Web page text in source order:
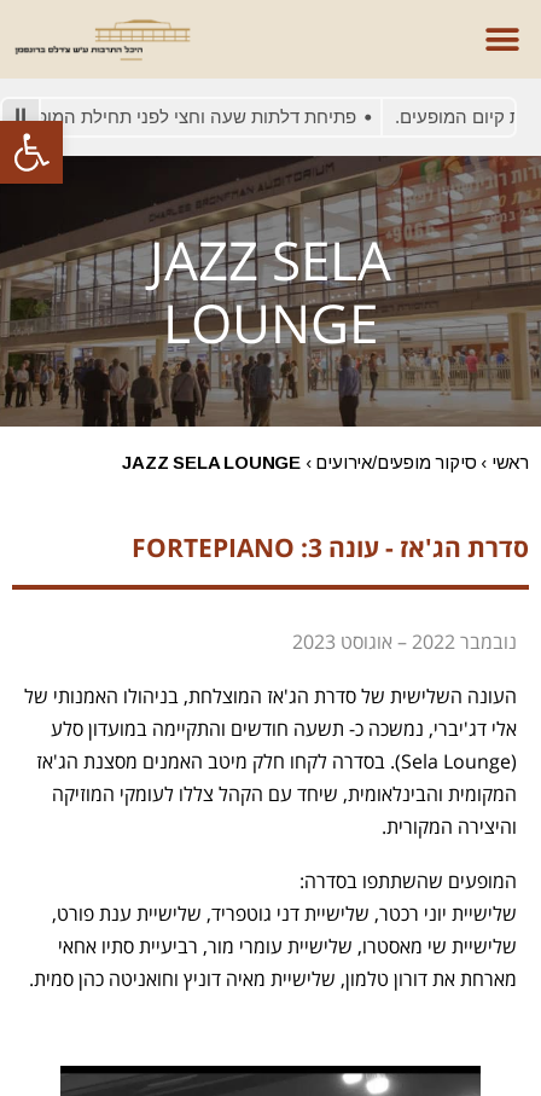
פתח המופעים. פתיחת דלתות שעה וחצי לפני תחילת המופע
JAZZ SELA
LOUNGE
ראשי › סיקור מופעים/אירועים ›
JAZZ SELA LOUNGE
סדרת הג'אז - עונה 3: FORTEPIANO
נובמבר 2022 – אוגוסט 2023
העונה השלישית של סדרת הג'אז המוצלחת, בניהולו האמנותי של
אלי דג'יברי, נמשכה כ- תשעה חודשים והתקיימה במועדון סלע
(Sela Lounge). בסדרה לקחו חלק מיטב האמנים מסצנת הג'אז
המקומית והבינלאומית, שיחד עם הקהל צללו לעומקי המוזיקה
והיצירה המקורית.
המופעים שהשתתפו בסדרה:
שלישיית יוני רכטר, שלישיית דני גוטפריד, שלישיית ענת פורט,
שלישיית שי מאסטרו, שלישיית עומרי מור, רביעיית סתיו אחאי
מארחת את דורון טלמון, שלישיית מאיה דוניץ וחואניטה כהן סמית.